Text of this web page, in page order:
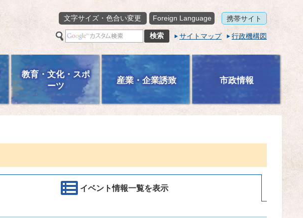
文字サイズ・色合い変更
Foreign Language 携帯サイト
サイトマップ 行政機構図
教育・文化・スポ
ーツ
産業・企業誘致 市政情報
イベント情報一覧を表示